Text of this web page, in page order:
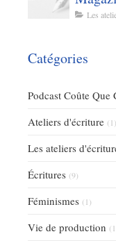
Les
Catégories
Podcast Coûte Que
Ateliers d'écriture (1)
Les ateliers
Écritures (9)
Féminismes (1)
Vie de production